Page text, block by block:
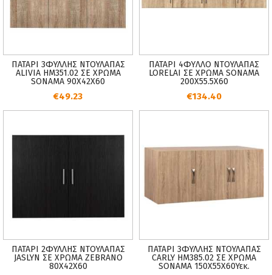
ΠΑΤΑΡΙ 3ΦΥΛΛΗΣ ΝΤΟΥΛΑΠΑΣ
ALIVIA HM351.02 ΣΕ ΧΡΩΜΑ
SONAMA 90X42X60
€49.23
ΠΑΤΑΡΙ 4ΦYΛΛO ΝΤΟΥΛΑΠΑΣ
LORELAI ΣΕ ΧΡΩΜΑ SONAMA
200Χ55.5Χ60
€134.40
ΠΑΤΑΡΙ 2ΦΥΛΛΗΣ ΝΤΟΥΛΑΠΑΣ
JASLYN ΣΕ ΧΡΩΜΑ ZEBRANO
80X42X60
ΠΑΤΑΡΙ 3ΦΥΛΛΗΣ ΝΤΟΥΛΑΠΑΣ
CARLY HM385.02 ΣΕ ΧΡΩΜΑ
SONAMA 150X55Χ60Υεκ.